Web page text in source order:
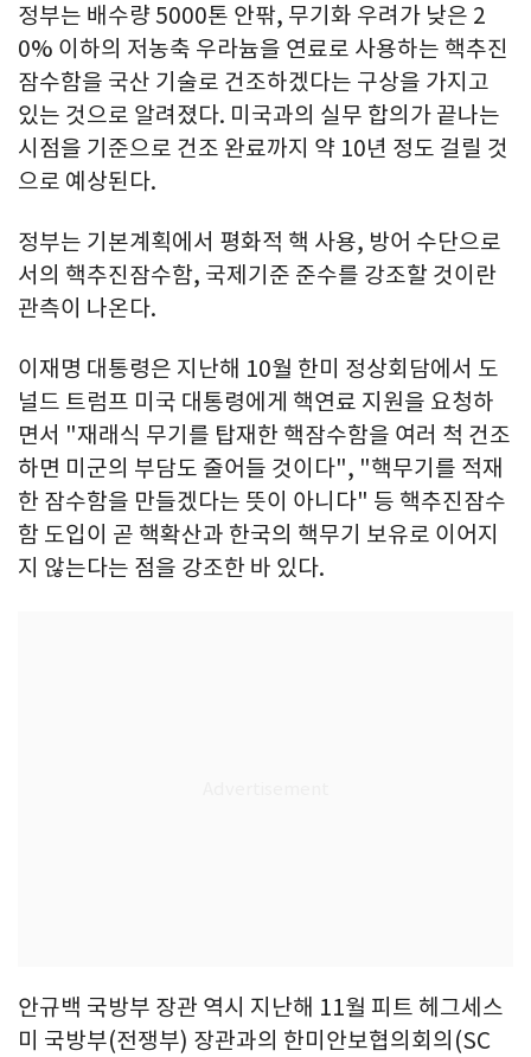
정부는 배수량 5000톤 안팎, 무기화 우려가 낮은 2
0% 이하의 저농축 우라늄을 연료로 사용하는 핵추진
잠수함을 국산 기술로 건조하겠다는 구상을 가지고
있는 것으로 알려졌다. 미국과의 실무 합의가 끝나는
시점을 기준으로 건조 완료까지 약 10년 정도 걸릴 것
으로 예상된다.
정부는 기본계획에서 평화적 핵 사용, 방어 수단으로
서의 핵추진잠수함, 국제기준 준수를 강조할 것이란
관측이 나온다.
이재명 대통령은 지난해 10월 한미 정상회담에서 도
널드 트럼프 미국 대통령에게 핵연료 지원을 요청하
면서 "재래식 무기를 탑재한 핵잠수함을 여러 척 건조
하면 미군의 부담도 줄어들 것이다", "핵무기를 적재
한 잠수함을 만들겠다는 뜻이 아니다" 등 핵추진잠수
함 도입이 곧 핵확산과 한국의 핵무기 보유로 이어지
지 않는다는 점을 강조한 바 있다.
안규백 국방부 장관 역시 지난해 11월 피트 헤그세스
미 국방부(전쟁부) 장관과의 한미안보협의회의(SC